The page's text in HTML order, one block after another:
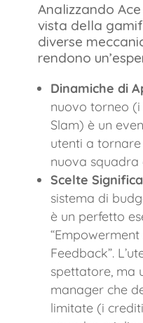
Analizzando
vista della
diverse
rendono
Dinamiche di
nuovo torneo (i
Slam) è un
utenti a tornare
nuova squadra
Scelte
sistema di
è un perfetto
Feedback”.
spettatore, ma
manager che
limitate (i